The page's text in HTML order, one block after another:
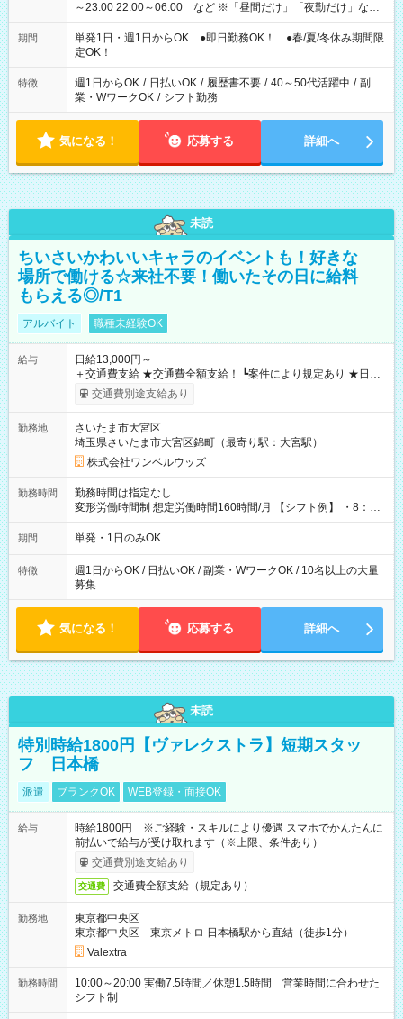
～23:00 22:00～06:00 など ※「昼間だけ」「夜勤だけ」など
の希望OK
期間
単発1日・週1日からOK ●即日勤務OK！ ●春/夏/冬休み期間限
定OK！
特徴 週1日からOK / 日払いOK / 履歴書不要 / 40～50代活躍中 / 副
業・WワークOK / シフト勤務
気になる！ 応募する 詳細へ
未読
ちいさいかわいいキャラのイベントも！好きな
場所で働ける☆来社不要！働いたその日に給料
もらえる◎/T1
アルバイト 職種未経験OK
給与
日給13,000円～
＋交通費支給 ★交通費全額支給！ ┗案件により規定あり ★日払
いOK！（規定あり） ┗働いたその日に現金GET♪ お仕事後はコ
ンビニATMから 日払い分を引き落とせます！ 【試用期間】試
交通費別途支給あり
勤務地
さいたま市大宮区
埼玉県さいたま市大宮区錦町（最寄り駅：大宮駅）
株式会社ワンベルウッズ
勤務時間
勤務時間は指定なし
変形労働時間制 想定労働時間160時間/月 【シフト例】 ・8：00
～21：00
期間 単発・1日のみOK
特徴
週1日からOK / 日払いOK / 副業・WワークOK / 10名以上の大量
募集
気になる！ 応募する 詳細へ
未読
特別時給1800円【ヴァレクストラ】短期スタッ
フ 日本橋
派遣 ブランクOK WEB登録・面接OK
給与
時給1800円 ※ご経験・スキルにより優遇 スマホでかんたんに
前払いで給与が受け取れます（※上限、条件あり）
交通費別途支給あり
交通費 交通費全額支給（規定あり）
勤務地
東京都中央区
東京都中央区 東京メトロ 日本橋駅から直結（徒歩1分）
Valextra
勤務時間
10:00～20:00 実働7.5時間／休憩1.5時間 営業時間に合わせた
シフト制